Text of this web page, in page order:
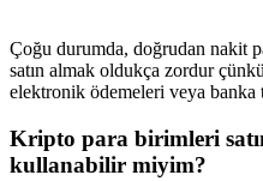
Çoğu durumda, doğrudan nakit
satın almak oldukça zordur
elektronik ödemeleri veya banka
Kripto para birimleri
kullanabilir miyim?